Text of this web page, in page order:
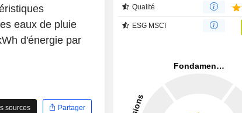
eaux de pluie
d'énergie par
sources Partager
Qualité
ESG MSCI